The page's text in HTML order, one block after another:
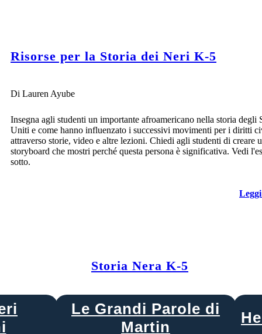
Risorse per la Storia dei Neri K-5
Di Lauren Ayube
Insegna agli studenti un importante afroamericano nella storia degli
Uniti e come hanno influenzato i successivi movimenti per i diritti
attraverso storie, video e altre lezioni. Chiedi agli studenti di creare
storyboard che mostri perché questa persona è significativa. Vedi
sotto.
Storia Nera K-5
Le Grandi Parole di
Martin